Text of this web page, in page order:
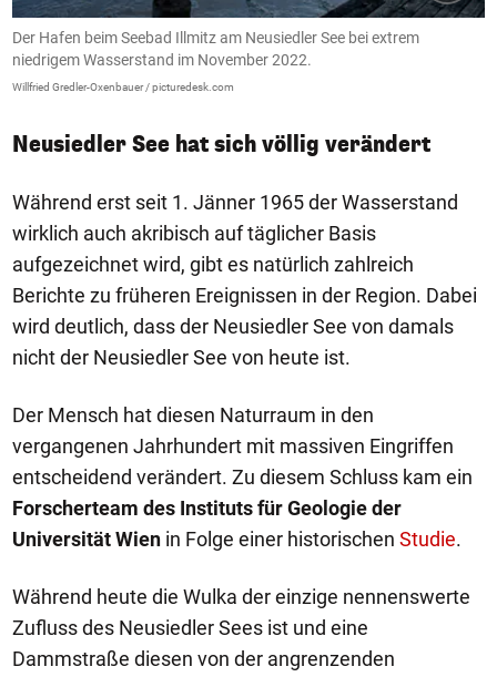
Der Hafen beim Seebad Illmitz am Neusiedler See bei extrem
niedrigem Wasserstand im November 2022.
Willfried Gredler-Oxenbauer / picturedesk.com
Neusiedler See hat sich völlig verändert
Während erst seit 1. Jänner 1965 der Wasserstand
wirklich auch akribisch auf täglicher Basis
aufgezeichnet wird, gibt es natürlich zahlreich
Berichte zu früheren Ereignissen in der Region. Dabei
wird deutlich, dass der Neusiedler See von damals
nicht der Neusiedler See von heute ist.
Der Mensch hat diesen Naturraum in den
vergangenen Jahrhundert mit massiven Eingriffen
entscheidend verändert. Zu diesem Schluss kam ein
Forscherteam des Instituts für Geologie der
Universität Wien in Folge einer historischen Studie.
Während heute die Wulka der einzige nennenswerte
Zufluss des Neusiedler Sees ist und eine
Dammstraße diesen von der angrenzenden